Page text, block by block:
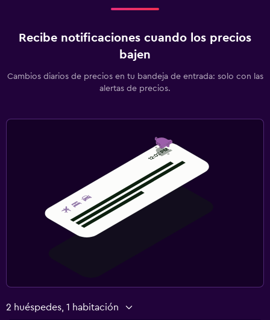
Recibe notificaciones cuando los precios
bajen
Cambios diarios de precios en tu bandeja de entrada: solo con las
alertas de precios.
2 huéspedes, 1 habitación